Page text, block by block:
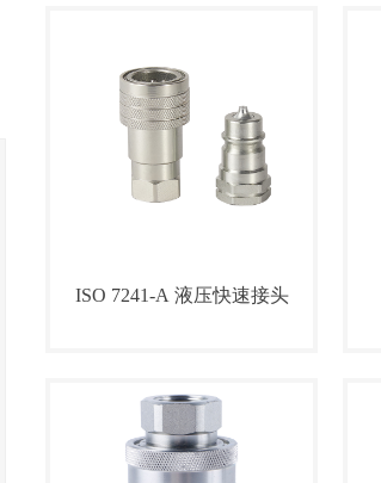
ISO 7241-A 液压快速接头